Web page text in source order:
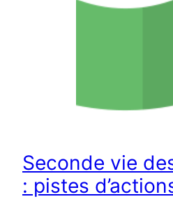
Seconde vie
: pistes